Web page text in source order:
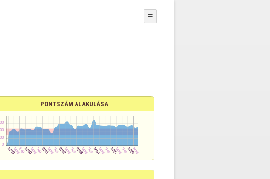
☰
PONTSZÁM ALAKULÁSA